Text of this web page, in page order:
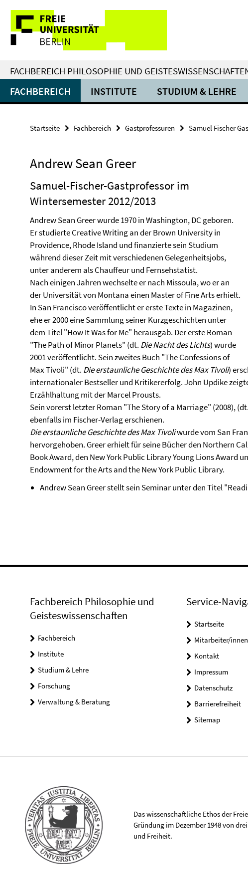
direkt
Inhalt
Service-
Navigation
FACHBEREICH PHILOSOPHIE UND
FACHBEREICH INSTITUTE STUDIUM & LEHRE
Startseite Fachbereich Gastprofessuren Samuel Fischer
Andrew Sean Greer
Samuel-Fischer-Gastprofessor im
Wintersemester 2012/2013
Andrew Sean Greer wurde 1970 in Washington, DC geboren.
Er studierte Creative Writing an der Brown University in
Providence, Rhode Island und finanzierte sein Studium
während dieser Zeit mit verschiedenen Gelegenheitsjobs,
unter anderem als Chauffeur und Fernsehstatist.
Nach einigen Jahren wechselte er nach Missoula, wo er an
der Universität von Montana einen Master of Fine Arts erhielt.
In San Francisco veröffentlicht er erste Texte in Magazinen,
ehe er 2000 eine Sammlung seiner Kurzgeschichten unter
dem Titel "How It Was for Me" herausgab. Der erste Roman
"The Path of Minor Planets" (dt. Die Nacht des Lichts) wurde
2001 veröffentlicht. Sein zweites Buch "The Confessions of
Max Tivoli" (dt. Die erstaunliche Geschichte des Max Tivoli)
internationaler Bestseller und Kritikererfolg. John Updike
Erzählhaltung mit der Marcel Prousts.
Sein vorerst letzter Roman "The Story of a Marriage" (2008), (dt.
ebenfalls im Fischer-Verlag erschienen.
Die erstaunliche Geschichte des Max Tivoliwurde vom San
hervorgehoben. Greer erhielt für seine Bücher den Northern
Book Award, den New York Public Library Young Lions Award
Endowment for the Arts and the New York Public Library.
Andrew Sean Greer stellt sein Seminar unter den Titel
Fachbereich Philosophie und
Geisteswissenschaften
Fachbereich
Institute
Studium & Lehre
Forschung
Verwaltung & Beratung
Service-
Startseite
Mitarbeiter/innen
Kontakt
Impressum
Datenschutz
Barrierefreiheit
Sitemap
Das wissenschaftliche Ethos der
Gründung im Dezember 1948 von
und Freiheit.